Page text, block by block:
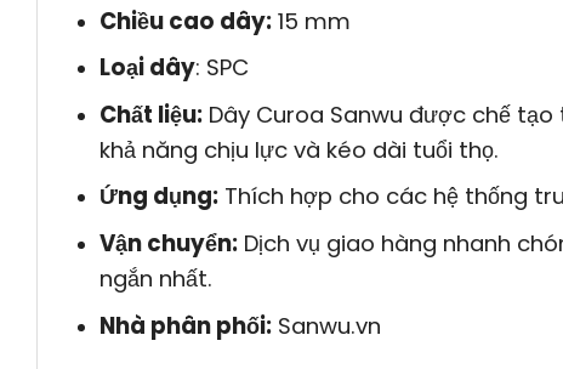
Chiều cao dây:15 mm
Loại dây: SPC
Chất liệu:Dây Curoa Sanwu được chế
khả năng chịu lực và kéo dài tuổi thọ.
Ứng dụng:Thích hợp cho các hệ thống
Vận chuyển:Dịch vụ giao hàng nhanh
ngắn nhất.
Nhà phân phối:Sanwu.vn